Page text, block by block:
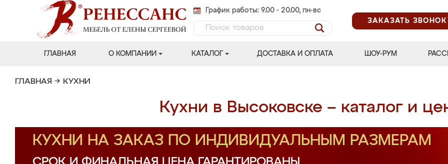
График работы: 9.00 - 20.00, пн-вс
ЗАКАЗАТЬ ЗВОНОК
ГЛАВНАЯ О КОМПАНИИ КАТАЛОГ ДОСТАВКА И ОПЛАТА ШОУ-РУМ
ГЛАВНАЯ → КУХНИ
Кухни в Высоковске – каталог и
КУХНИ НА ЗАКАЗ ПО ИНДИВИДУАЛЬНЫМ РАЗМЕРАМ